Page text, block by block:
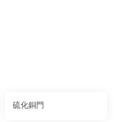
硫化銅門